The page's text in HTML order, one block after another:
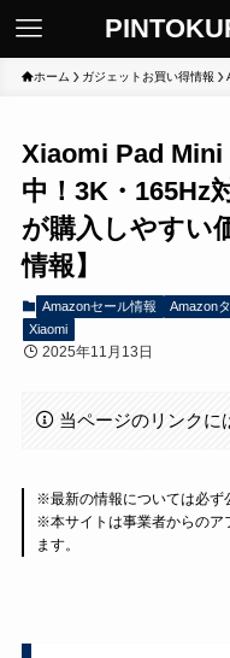
ホーム ガジェットお買い得情報
Xiaomi Pad
中！3K・165Hz
が購入しやすい
情報】
Amazonセール情報 Amazon
Xiaomi
2025年11月13日
当ページのリンクに
※最新の情報については必ず
※本サイトは事業者からのア
ます。